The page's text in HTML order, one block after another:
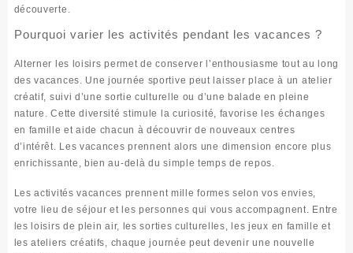
découverte.
Pourquoi varier les activités pendant les vacances ?
Alterner les loisirs permet de conserver l’enthousiasme tout au long
des vacances. Une journée sportive peut laisser place à un atelier
créatif, suivi d’une sortie culturelle ou d’une balade en pleine
nature. Cette diversité stimule la curiosité, favorise les échanges
en famille et aide chacun à découvrir de nouveaux centres
d’intérêt. Les vacances prennent alors une dimension encore plus
enrichissante, bien au-delà du simple temps de repos.
Lesactivités vacances prennent mille formes selon vos envies,
votre lieu de séjour et les personnes qui vous accompagnent. Entre
les loisirs de plein air, les sorties culturelles, les jeux en famille et
les ateliers créatifs, chaque journée peut devenir une nouvelle